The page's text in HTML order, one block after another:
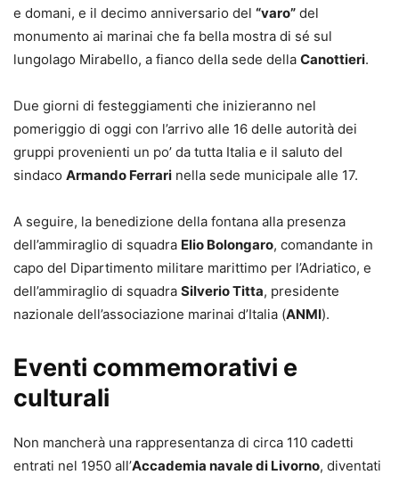
e domani, e il decimo anniversario del “varo” del
monumento ai marinai che fa bella mostra di sé sul
lungolago Mirabello, a fianco della sede della Canottieri.
Due giorni di festeggiamenti che inizieranno nel
pomeriggio di oggi con l’arrivo alle 16 delle autorità dei
gruppi provenienti un po’ da tutta Italia e il saluto del
sindaco Armando Ferrari nella sede municipale alle 17.
A seguire, la benedizione della fontana alla presenza
dell’ammiraglio di squadra Elio Bolongaro, comandante in
capo del Dipartimento militare marittimo per l’Adriatico, e
dell’ammiraglio di squadra Silverio Titta, presidente
nazionale dell’associazione marinai d’Italia (ANMI).
Eventi commemorativi e
culturali
Non mancherà una rappresentanza di circa 110 cadetti
entrati nel 1950 all’Accademia navale di Livorno, diventati